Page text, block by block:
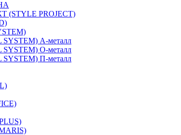
PROJECT)
А-металл
О-металл
П-металл